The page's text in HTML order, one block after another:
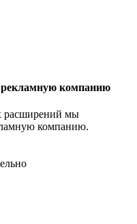
компанию
расширений мы
компанию.